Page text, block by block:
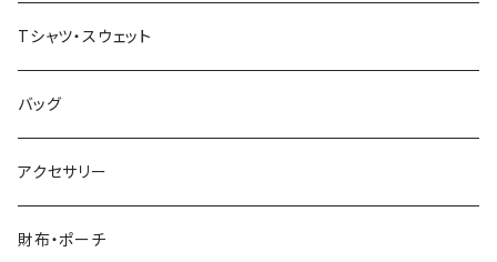
Tシャツ・スウェット
バッグ
アクセサリー
財布・ポーチ